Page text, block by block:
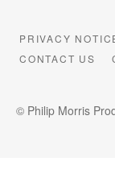
PRIVACY
CONTACT US
© Philip Morris